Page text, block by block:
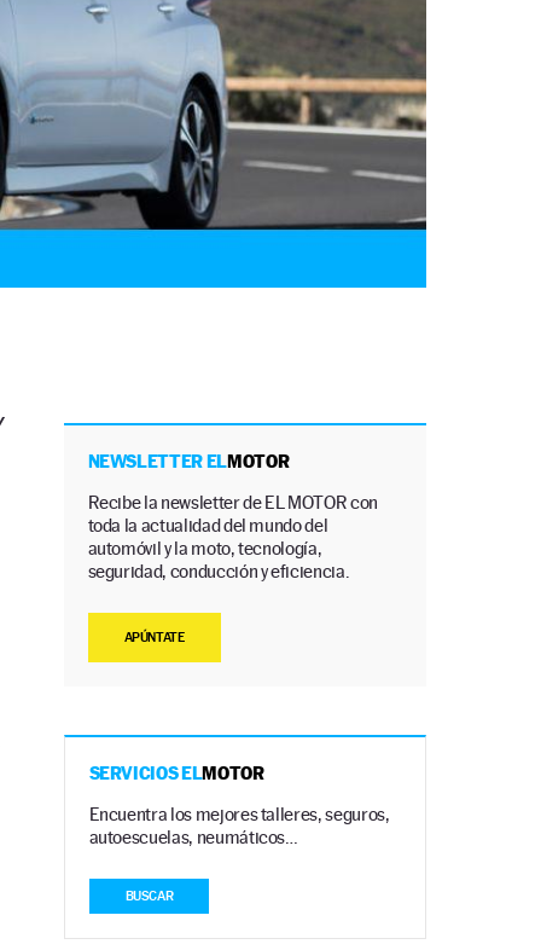
NEWSLETTER ELMOTOR
Recibe la newsletter de EL MOTOR con
toda la actualidad del mundo del
automóvil y la moto, tecnología,
seguridad, conducción y eficiencia.
APÚNTATE
SERVICIOS ELMOTOR
Encuentra los mejores talleres, seguros,
autoescuelas, neumáticos…
BUSCAR